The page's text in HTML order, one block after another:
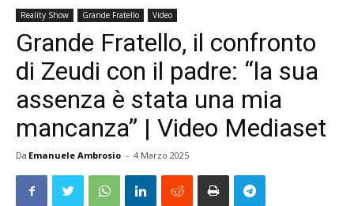
Reality Show Grande Fratello Video
Grande Fratello, il confronto
di Zeudi con il padre: “la sua
assenza è stata una mia
mancanza” | Video Mediaset
Da Emanuele Ambrosio - 4 Marzo 2025